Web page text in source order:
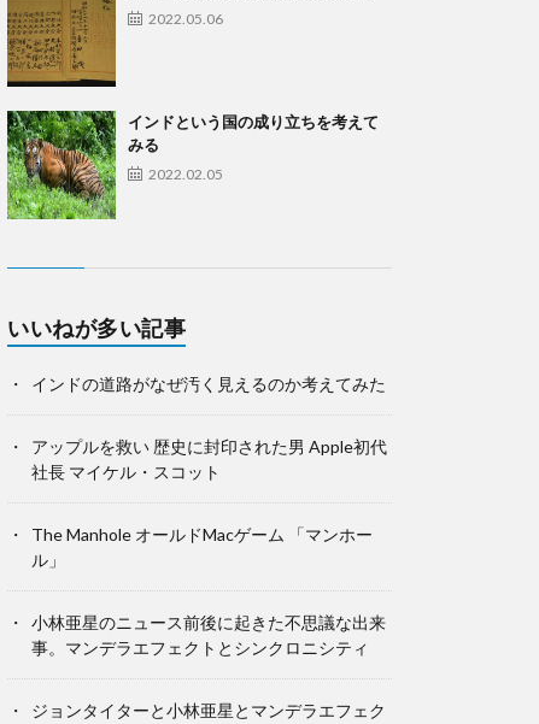
2022.05.06
インドという国の成り立ちを考えて
みる
2022.02.05
いいねが多い記事
インドの道路がなぜ汚く見えるのか考えてみた
アップルを救い 歴史に封印された男 Apple初代
社長 マイケル・スコット
The Manhole オールドMacゲーム 「マンホー
ル」
小林亜星のニュース前後に起きた不思議な出来
事。マンデラエフェクトとシンクロニシティ
ジョンタイターと小林亜星とマンデラエフェク